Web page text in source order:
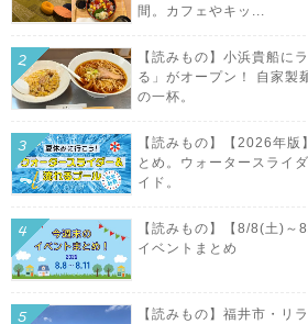
間。カフェやキッ...
【読みもの】小浜貴船に
る」がオープン！ 自家製
の一杯。
【読みもの】【2026年版
とめ。ウォータースライ
イド。
【読みもの】【8/8(土)
イベントまとめ
【読みもの】福井市・リ